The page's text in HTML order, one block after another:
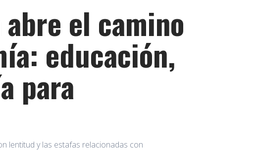
el camino
educación,
para
lentitud y las estafas relacionadas con